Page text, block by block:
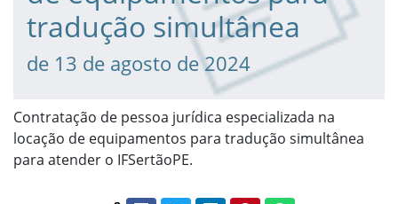
tradução simultânea
de 13 de agosto de 2024
Contratação de pessoa jurídica especializada na
locação de equipamentos para tradução simultânea
para atender o IFSertãoPE.